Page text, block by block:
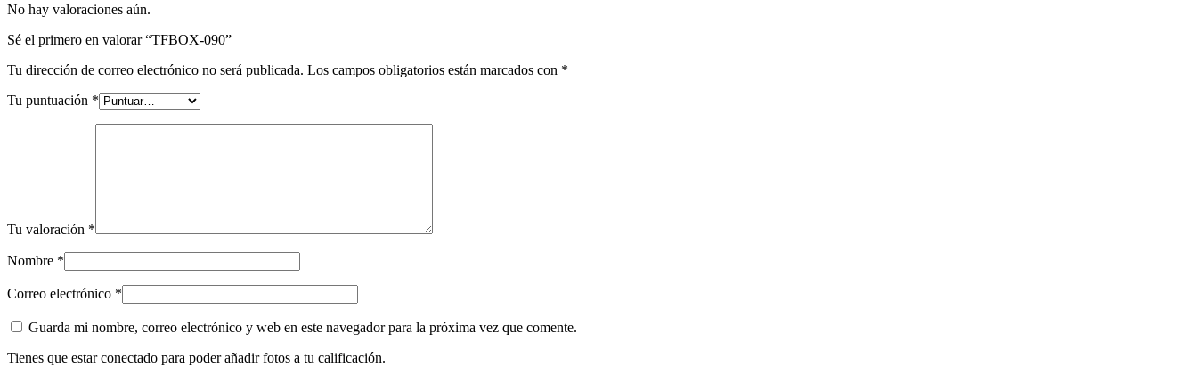
No hay valoraciones aún.
Sé el primero en valorar “TFBOX-090”
Tu dirección de correo electrónico no será publicada. Los campos obligatorios están marcados con *
Tu puntuación *
Tu valoración *
Nombre *
Correo electrónico *
Guarda mi nombre, correo electrónico y web en este navegador para la próxima vez que comente.
Tienes que estar conectado para poder añadir fotos a tu calificación.